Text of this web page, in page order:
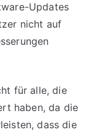
Updates
nicht auf
für alle, die
haben, da die
dass die